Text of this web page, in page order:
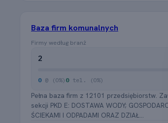
Baza firm komunalnych
Firmy według branż
2
0 @ (0%) 0 tel. (0%)
Pełna baza firm z 12101 przedsiębiorstw.
sekcji PKD E: DOSTAWA WODY;
ŚCIEKAMI I ODPADAMI ORAZ DZIAŁ...